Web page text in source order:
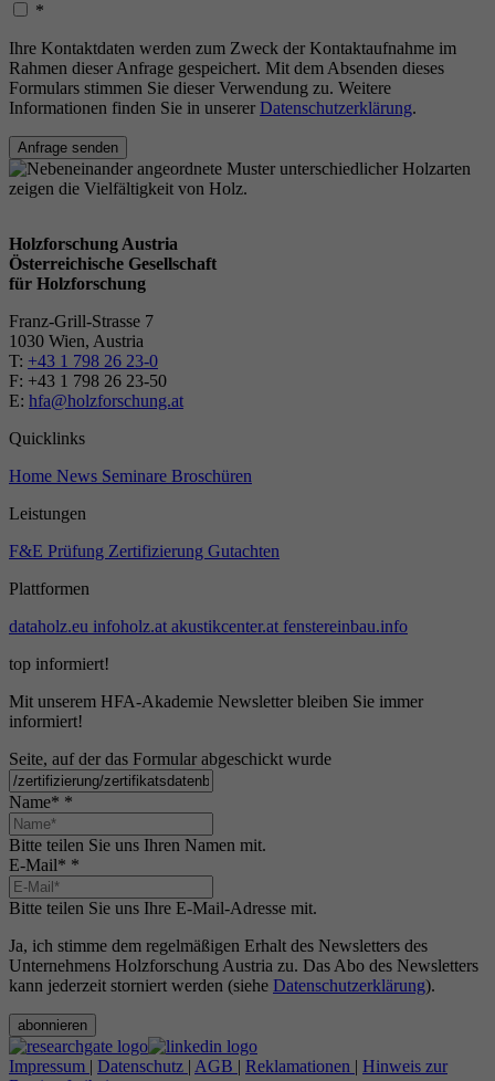
*
Ihre Kontaktdaten werden zum Zweck der Kontaktaufnahme im
Rahmen dieser Anfrage gespeichert. Mit dem Absenden dieses
Formulars stimmen Sie dieser Verwendung zu. Weitere
Informationen finden Sie in unserer Datenschutzerklärung.
Anfrage senden
Holzforschung Austria
Österreichische Gesellschaft
für Holzforschung
Franz-Grill-Strasse 7
1030 Wien, Austria
T: +43 1 798 26 23-0
​​F: +43 1 798 26 23-50
E: hfa@holzforschung.at
Quicklinks
Home News Seminare Broschüren
Leistungen
F&E Prüfung Zertifizierung Gutachten
Plattformen
dataholz.eu infoholz.at akustikcenter.at fenstereinbau.info
top informiert!
Mit unserem HFA-Akademie Newsletter bleiben Sie immer
informiert!
Seite, auf der das Formular abgeschickt wurde
Name* *
Bitte teilen Sie uns Ihren Namen mit.
E-Mail* *
Bitte teilen Sie uns Ihre E-Mail-Adresse mit.
Ja, ich stimme dem regelmäßigen Erhalt des Newsletters des
Unternehmens Holzforschung Austria zu. Das Abo des Newsletters
kann jederzeit storniert werden (siehe Datenschutzerklärung).
abonnieren
Impressum | Datenschutz | AGB | Reklamationen | Hinweis zur